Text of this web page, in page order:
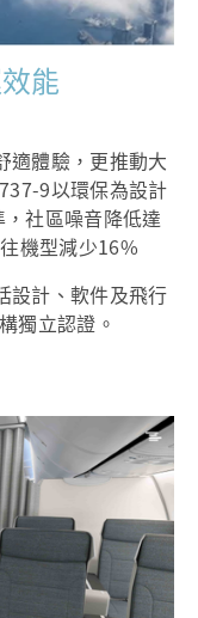
能
適體驗，更推動大
9以環保為設計
社區噪音降低達
機型減少16%
設計、軟件及飛行
獨立認證。